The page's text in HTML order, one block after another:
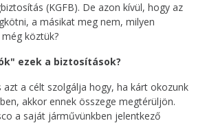
(KGFB). De azon kívül, hogy az
a másikat meg nem, milyen
köztük?
ezek a biztosítások?
a célt szolgálja hogy, ha kárt okozunk
akkor ennek összege megtérüljön.
a saját járművünkben jelentkező